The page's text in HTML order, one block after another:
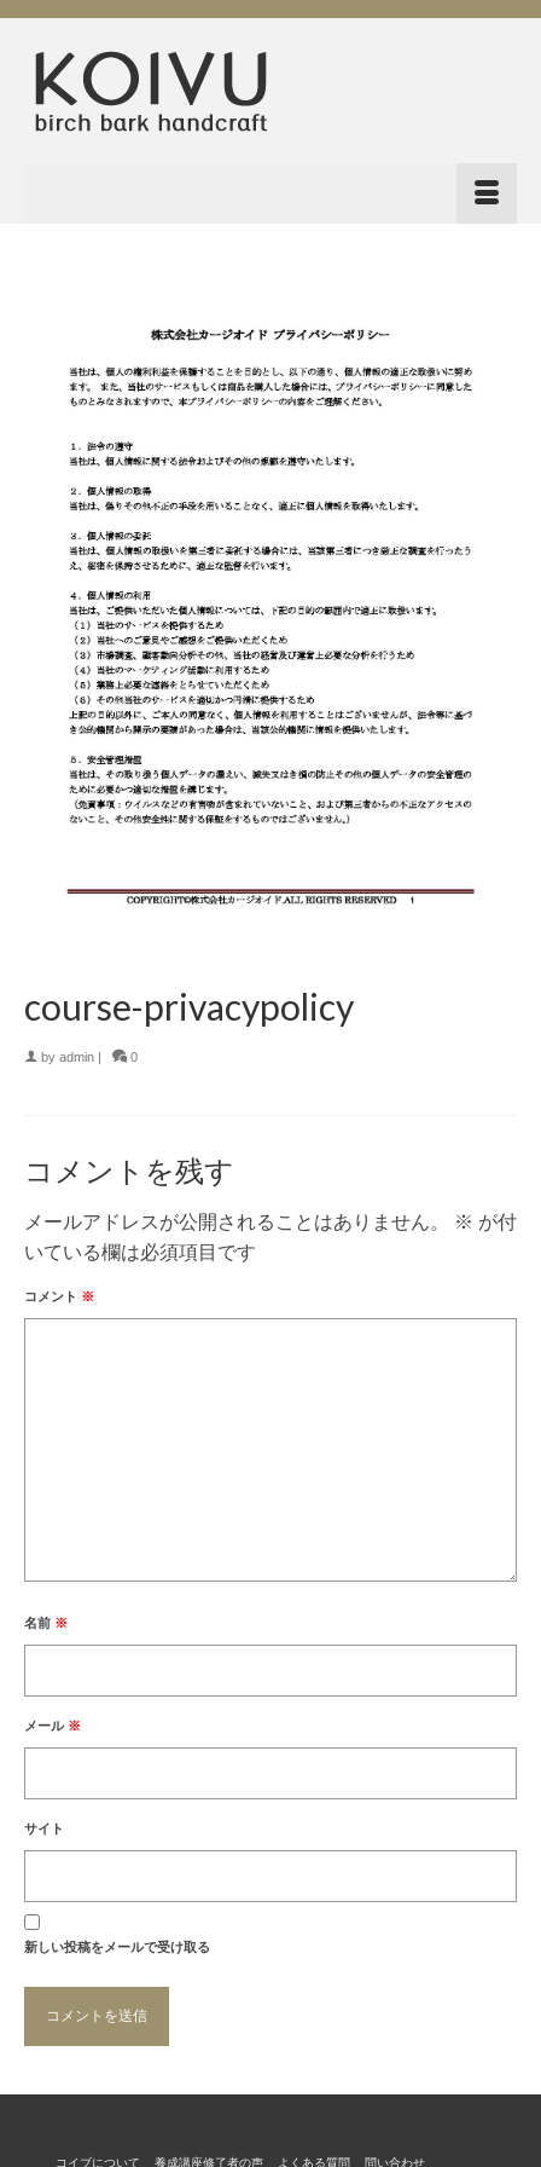
course-privacypolicy
by admin 0
コメントを残す
メールアドレスが公開されることはありません。 ※ が付
いている欄は必須項目です
コメント ※
名前 ※
メール ※
サイト
新しい投稿をメールで受け取る
コイブについて 養成講座修了者の声 よくある質問 問い合わせ